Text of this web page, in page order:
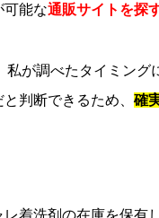
可能な通販サイトを探
私が調べたタイミング
と判断できるため、 確
着洗剤の在庫を保